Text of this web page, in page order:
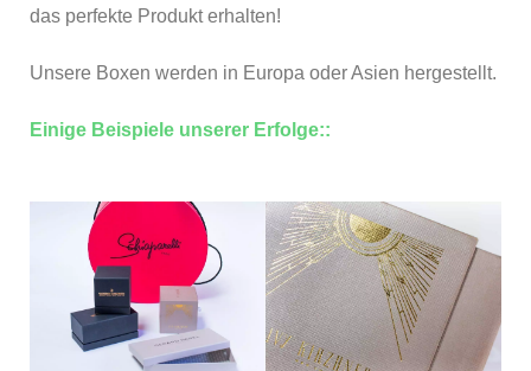
das perfekte Produkt erhalten!
Unsere Boxen werden in Europa oder Asien hergestellt.
Einige Beispiele unserer Erfolge::